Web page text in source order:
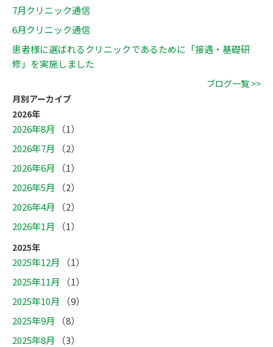
7月クリニック通信
6月クリニック通信
患者様に選ばれるクリニックであるために「接遇・基礎研
修」を実施しました
ブログ一覧 >>
月別アーカイブ
2026年
2026年8月
（1）
2026年7月
（2）
2026年6月
（1）
2026年5月
（2）
2026年4月
（2）
2026年1月
（1）
2025年
2025年12月
（1）
2025年11月
（1）
2025年10月
（9）
2025年9月
（8）
2025年8月
（3）